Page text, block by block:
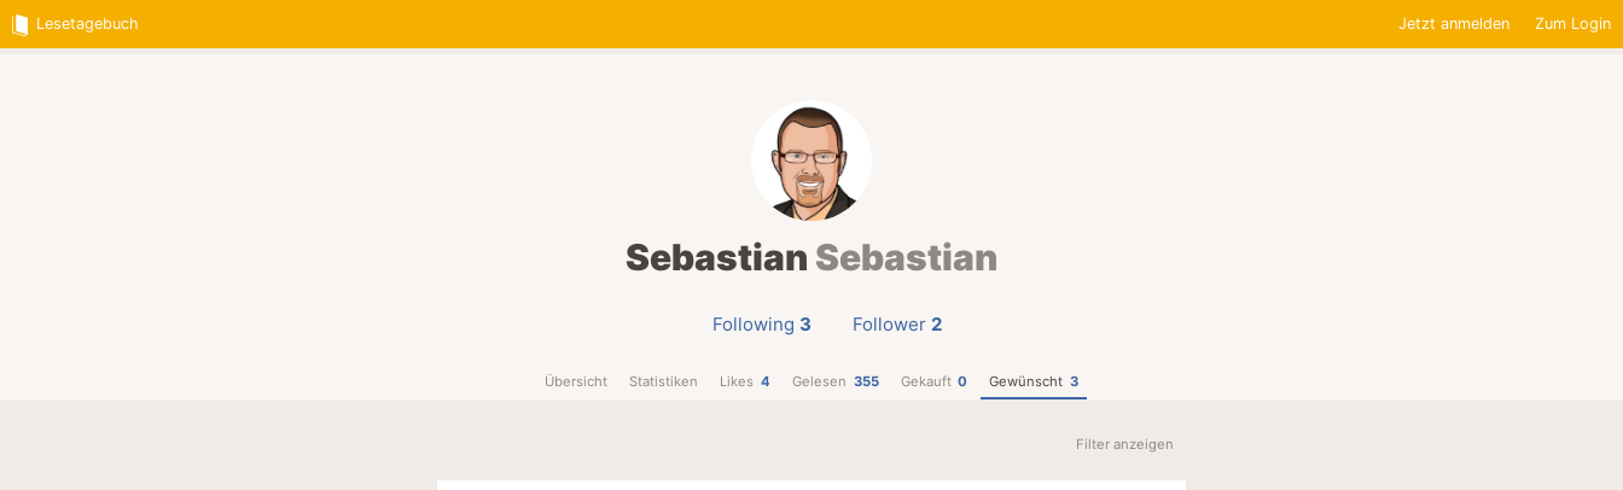
Lesetagebuch Jetzt anmelden Zum Login
Sebastian Sebastian
Following 3 Follower 2
Übersicht Statistiken Likes 4 Gelesen 355 Gekauft 0 Gewünscht 3
Filter anzeigen